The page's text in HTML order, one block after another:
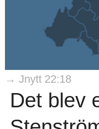
→ Jnytt 22:18
Det blev